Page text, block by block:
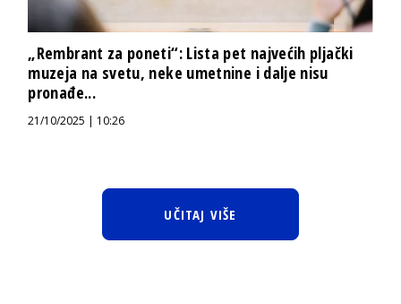
„Rembrant za poneti“: Lista pet najvećih pljački
muzeja na svetu, neke umetnine i dalje nisu
pronađe...
21/10/2025 | 10:26
UČITAJ VIŠE